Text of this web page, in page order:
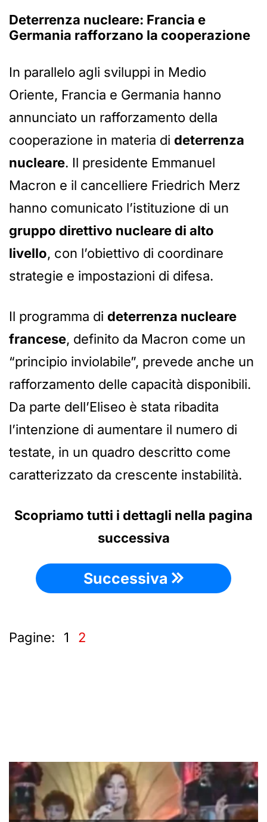
Deterrenza nucleare: Francia e
Germania rafforzano la cooperazione
In parallelo agli sviluppi in Medio
Oriente, Francia e Germania hanno
annunciato un rafforzamento della
cooperazione in materia di deterrenza
nucleare. Il presidente Emmanuel
Macron e il cancelliere Friedrich Merz
hanno comunicato l’istituzione di un
gruppo direttivo nucleare di alto
livello, con l’obiettivo di coordinare
strategie e impostazioni di difesa.
Il programma di deterrenza nucleare
francese, definito da Macron come un
“principio inviolabile”, prevede anche un
rafforzamento delle capacità disponibili.
Da parte dell’Eliseo è stata ribadita
l’intenzione di aumentare il numero di
testate, in un quadro descritto come
caratterizzato da crescente instabilità.
Scopriamo tutti i dettagli nella pagina
successiva
Successiva
Pagine: 1 2